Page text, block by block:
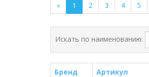
« 1 2 3 4 5
Искать по наименованию:
Бренд Артикул